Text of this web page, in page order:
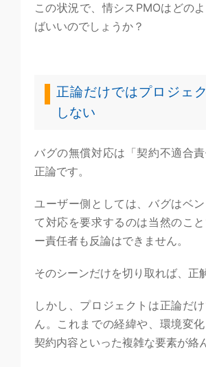
この状況で、情シスPMOはどの
ばいいのでしょうか？
正論だけではプロジェ
しない
バグの無償対応は「契約不適合責
正論です。
ユーザー側としては、バグはベ
て対応を要求するのは当然のこ
ー責任者も反論はできません。
そのシーンだけを切り取れば、正
しかし、プロジェクトは正論だ
ん。これまでの経緯や、環境変化
契約内容といった複雑な要素が絡